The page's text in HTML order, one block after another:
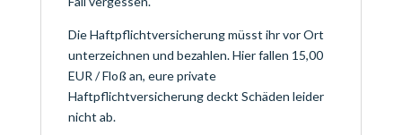
Die Haftpflichtversicherung müsst ihr vor Ort
unterzeichnen und bezahlen. Hier fallen 15,00
EUR / Floß an, eure private
Haftpflichtversicherung deckt Schäden leider
nicht ab.